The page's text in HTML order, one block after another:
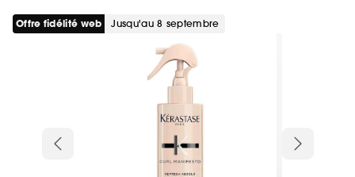
Offre fidélité web jusqu'au 8 septembre